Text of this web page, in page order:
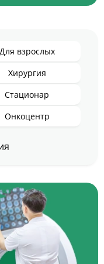
Для взрослых
Хирургия
Стационар
Онкоцентр